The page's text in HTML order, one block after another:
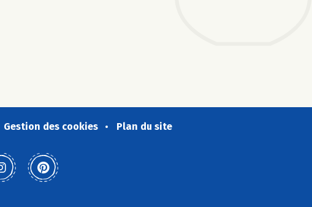
Gestion des cookies Plan du site